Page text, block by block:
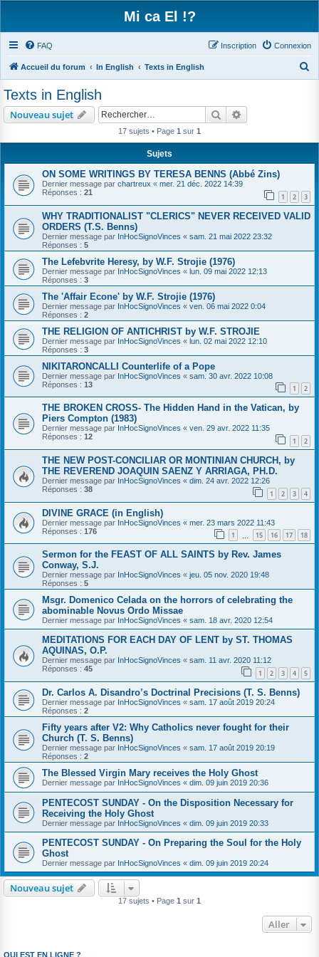
Mi ca El !?
FAQ Connexion
Inscription
Accueil du forum In English Texts in English
Texts in English
Nouveau sujet Rechercher
17 sujets • Page 1 sur 1
Sujets
ON SOME WRITINGS BY TERESA BENNS (Abbé Zins)
Dernier message par chartreux « mer. 21 déc. 2022 14:39
Réponses : 21 1 2 3
WHY TRADITIONALIST "CLERICS" NEVER RECEIVED VALID
ORDERS (T.S. Benns)
Dernier message par InHocSignoVinces « sam. 21 mai 2022 23:32
Réponses : 5
The Lefebvrite Heresy, by W.F. Strojie (1976)
Dernier message par InHocSignoVinces « lun. 09 mai 2022 12:13
Réponses : 3
The 'Affair Econe' by W.F. Strojie (1976)
Dernier message par InHocSignoVinces « ven. 06 mai 2022 0:04
Réponses : 2
THE RELIGION OF ANTICHRIST by W.F. STROJIE
Dernier message par InHocSignoVinces « lun. 02 mai 2022 12:10
Réponses : 3
NIKITARONCALLI Counterlife of a Pope
Dernier message par InHocSignoVinces « sam. 30 avr. 2022 10:08
Réponses : 13 1 2
THE BROKEN CROSS- The Hidden Hand in the Vatican, by
Piers Compton (1983)
Dernier message par InHocSignoVinces « ven. 29 avr. 2022 11:35
Réponses : 12 1 2
THE NEW POST-CONCILIAR OR MONTINIAN CHURCH, by
THE REVEREND JOAQUIN SAENZ Y ARRIAGA, PH.D.
Dernier message par InHocSignoVinces « dim. 24 avr. 2022 12:26
Réponses : 38 1 2 3 4
DIVINE GRACE (in English)
Dernier message par InHocSignoVinces « mer. 23 mars 2022 11:43
Réponses : 176 1 15 16 17 18
Sermon for the FEAST OF ALL SAINTS by Rev. James
Conway, S.J.
Dernier message par InHocSignoVinces « jeu. 05 nov. 2020 19:48
Réponses : 5
Msgr. Domenico Celada on the horrors of celebrating the
abominable Novus Ordo Missae
Dernier message par InHocSignoVinces « sam. 18 avr. 2020 12:54
MEDITATIONS FOR EACH DAY OF LENT by ST. THOMAS
AQUINAS, O.P.
Dernier message par InHocSignoVinces « sam. 11 avr. 2020 11:12
Réponses : 45 1 2 3 4 5
Dr. Carlos A. Disandro’s Doctrinal Precisions (T. S. Benns)
Dernier message par InHocSignoVinces « sam. 17 août 2019 20:24
Réponses : 2
Fifty years after V2: Why Catholics never fought for their
Church (T. S. Benns)
Dernier message par InHocSignoVinces « sam. 17 août 2019 20:19
Réponses : 2
The Blessed Virgin Mary receives the Holy Ghost
Dernier message par InHocSignoVinces « dim. 09 juin 2019 20:36
PENTECOST SUNDAY - On the Disposition Necessary for
Receiving the Holy Ghost
Dernier message par InHocSignoVinces « dim. 09 juin 2019 20:33
PENTECOST SUNDAY - On Preparing the Soul for the Holy
Ghost
Dernier message par InHocSignoVinces « dim. 09 juin 2019 20:24
Nouveau sujet
17 sujets • Page 1 sur 1
Aller
QUI EST EN LIGNE ?